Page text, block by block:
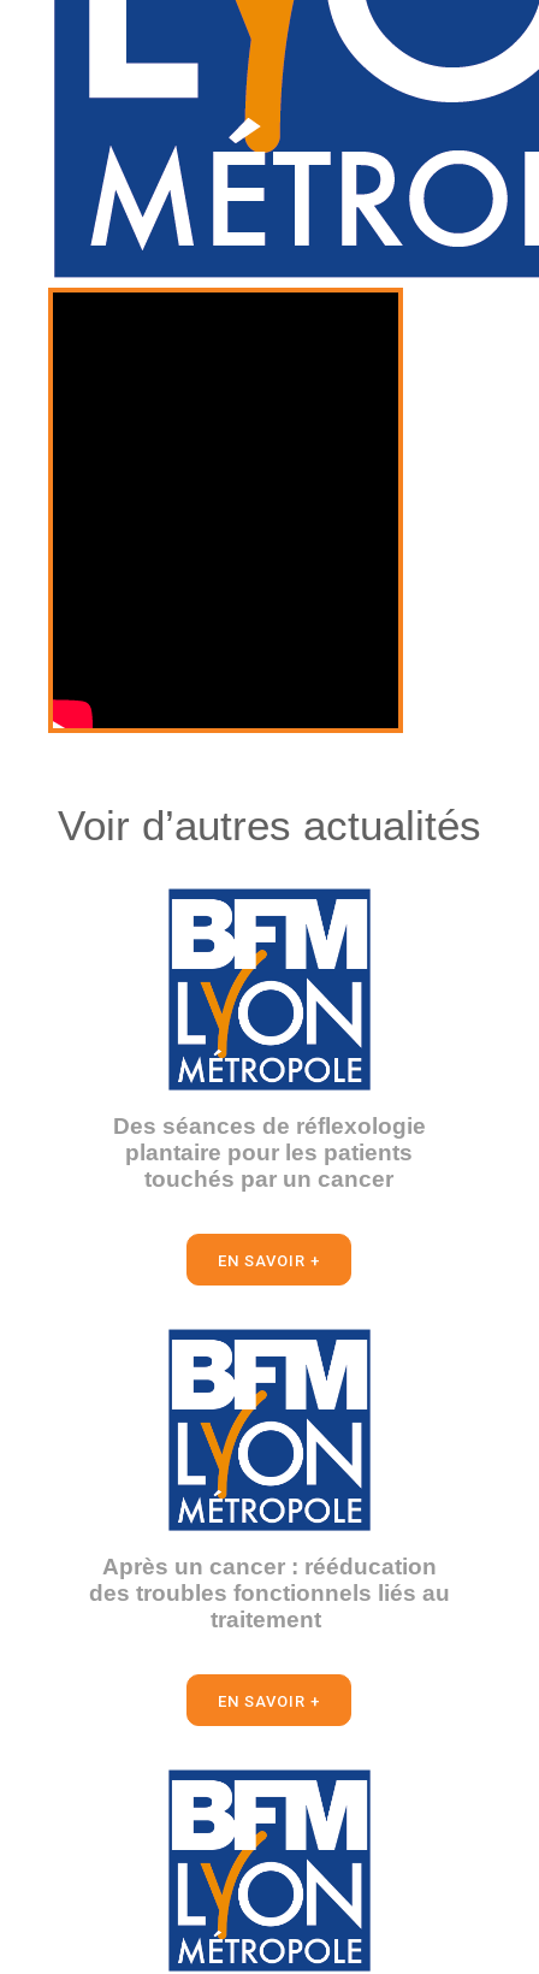
Voir d’autres actualités
Des séances de réflexologie
plantaire pour les patients
touchés par un cancer
EN SAVOIR +
Après un cancer : rééducation
des troubles fonctionnels liés au
traitement
EN SAVOIR +